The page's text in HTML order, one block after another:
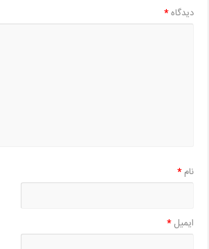
دیدگاه*
نام*
ایمیل*